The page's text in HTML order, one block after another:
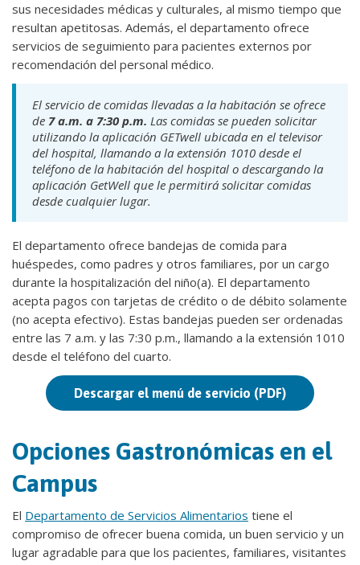
sus necesidades médicas y culturales, al mismo tiempo que
resultan apetitosas. Además, el departamento ofrece
servicios de seguimiento para pacientes externos por
recomendación del personal médico.
El servicio de comidas llevadas a la habitación se ofrece
de 7 a.m. a 7:30 p.m. Las comidas se pueden solicitar
utilizando la aplicación GETwell ubicada en el televisor
del hospital, llamando a la extensión 1010 desde el
teléfono de la habitación del hospital o descargando la
aplicación GetWell que le permitirá solicitar comidas
desde cualquier lugar.
El departamento ofrece bandejas de comida para
huéspedes, como padres y otros familiares, por un cargo
durante la hospitalización del niño(a). El departamento
acepta pagos con tarjetas de crédito o de débito solamente
(no acepta efectivo). Estas bandejas pueden ser ordenadas
entre las 7 a.m. y las 7:30 p.m., llamando a la extensión 1010
desde el teléfono del cuarto.
Descargar el menú de servicio (PDF)
Opciones Gastronómicas en el
Campus
El Departamento de Servicios Alimentarios tiene el
compromiso de ofrecer buena comida, un buen servicio y un
lugar agradable para que los pacientes, familiares, visitantes